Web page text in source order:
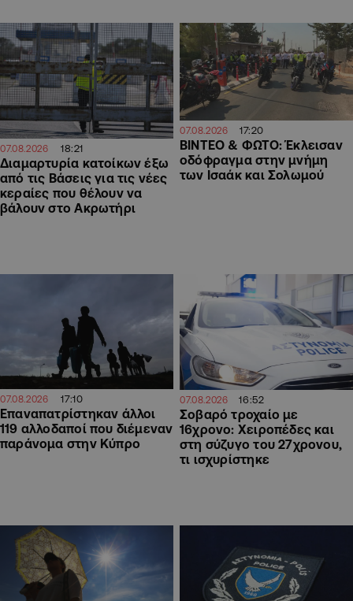
07.08.2026 18:21
Διαμαρτυρία κατοίκων έξω
από τις Βάσεις για τις νέες
κεραίες που θέλουν να
βάλουν στο Ακρωτήρι
07.08.2026 17:20
ΒΙΝΤΕΟ & ΦΩΤΟ: Έκλεισαν
οδόφραγμα στην μνήμη
των Ισαάκ και Σολωμού
07.08.2026 17:10
Επαναπατρίστηκαν άλλοι
119 αλλοδαποί που διέμεναν
παράνομα στην Κύπρο
07.08.2026 16:52
Σοβαρό τροχαίο με
16χρονο: Χειροπέδες και
στη σύζυγο του 27χρονου,
τι ισχυρίστηκε